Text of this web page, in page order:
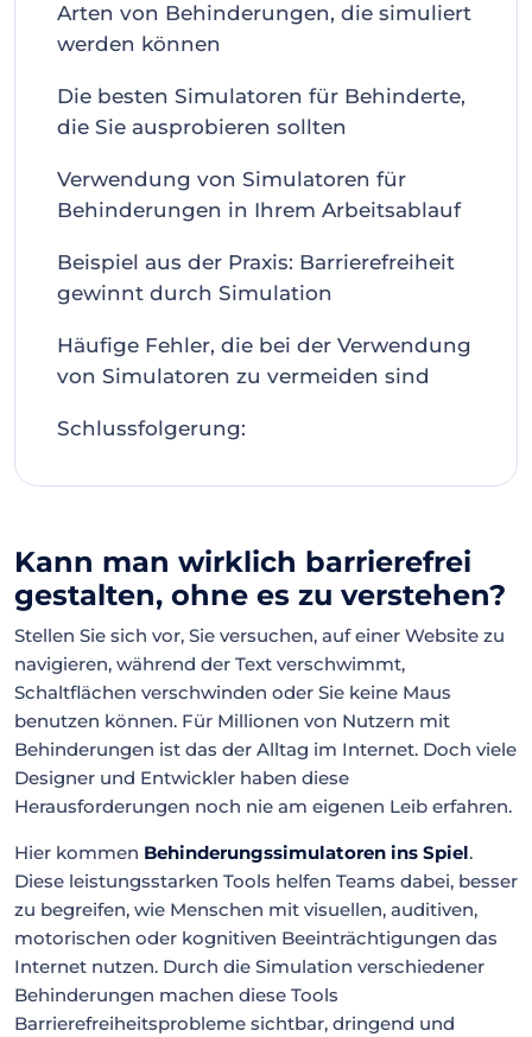
Arten von Behinderungen, die simuliert
werden können
Die besten Simulatoren für Behinderte,
die Sie ausprobieren sollten
Verwendung von Simulatoren für
Behinderungen in Ihrem Arbeitsablauf
Beispiel aus der Praxis: Barrierefreiheit
gewinnt durch Simulation
Häufige Fehler, die bei der Verwendung
von Simulatoren zu vermeiden sind
Schlussfolgerung:
Kann man wirklich barrierefrei
gestalten, ohne es zu verstehen?
Stellen Sie sich vor, Sie versuchen, auf einer Website zu
navigieren, während der Text verschwimmt,
Schaltflächen verschwinden oder Sie keine Maus
benutzen können. Für Millionen von Nutzern mit
Behinderungen ist das der Alltag im Internet. Doch viele
Designer und Entwickler haben diese
Herausforderungen noch nie am eigenen Leib erfahren.
Hier kommen Behinderungssimulatoren ins Spiel.
Diese leistungsstarken Tools helfen Teams dabei, besser
zu begreifen, wie Menschen mit visuellen, auditiven,
motorischen oder kognitiven Beeinträchtigungen das
Internet nutzen. Durch die Simulation verschiedener
Behinderungen machen diese Tools
Barrierefreiheitsprobleme sichtbar, dringend und